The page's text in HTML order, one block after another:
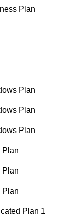
Plan
Plan
Plan
Plan
Plan
Plan
Plan
Plan 1